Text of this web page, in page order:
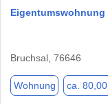
Bruchsal, 76646
Wohnung ca. 80,00